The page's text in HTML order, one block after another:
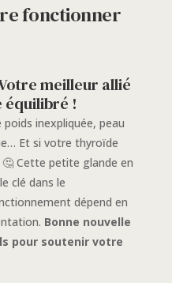
fonctionner
meilleur allié
équilibré !
inexpliquée, peau
Et si votre thyroïde
Cette petite glande en
clé dans le
dépend en
Bonne nouvelle
pour soutenir votre